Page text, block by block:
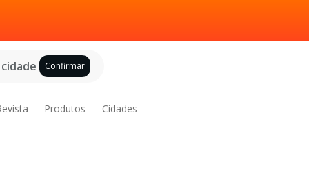
Confirmar
Produtos Cidades